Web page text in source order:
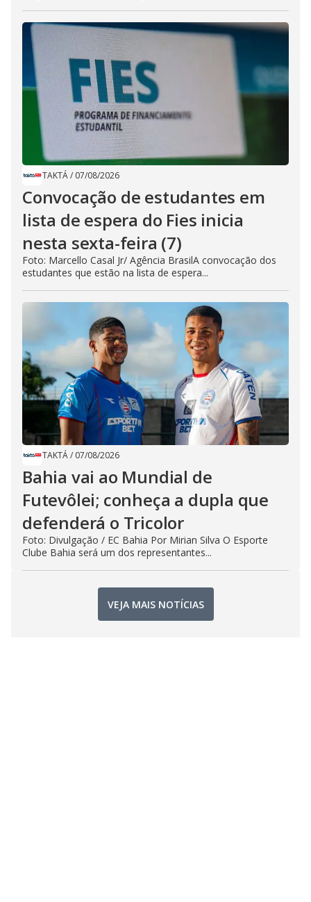
TAKTÁ/ 07/08/2026
Convocação de estudantes em
lista de espera do Fies inicia
nesta sexta-feira (7)
Foto: Marcello Casal Jr/ Agência BrasilA convocação dos
estudantes que estão na lista de espera...
TAKTÁ/ 07/08/2026
Bahia vai ao Mundial de
Futevôlei; conheça a dupla que
defenderá o Tricolor
Foto: Divulgação / EC Bahia Por Mirian Silva O Esporte
Clube Bahia será um dos representantes...
VEJA MAIS NOTÍCIAS